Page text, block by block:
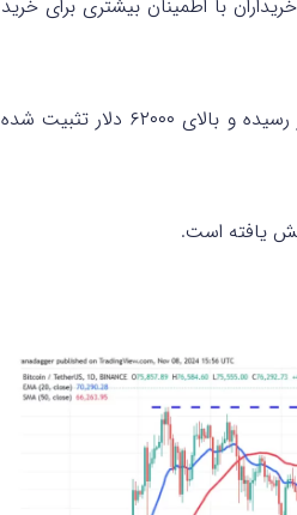
به روند صعودی قوی در سه ماهه‌ اول، دوم و سوم سال ۲۰۲۴، خریداران با اطمینان بیشتری برای خرید
، قیمت آن به بالای ۷۲,۰۰۰ دلار رسیده و بالای ۶۲۰۰۰ دلار تثبیت شده
یافته است.